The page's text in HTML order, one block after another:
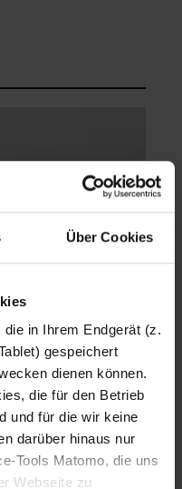
Über Cookies
in Ihrem Endgerät (z.
gespeichert
dienen können.
die für den Betrieb
und für die wir keine
darüber hinaus nur
Tools Matomo, die uns
Webseite zu
Lorenz